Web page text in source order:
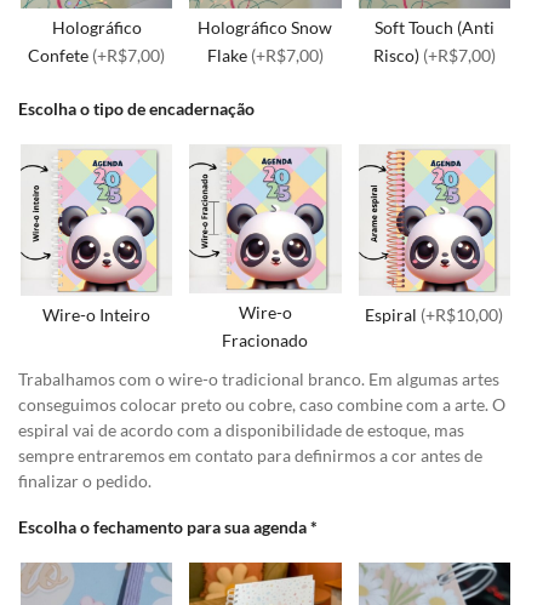
Holográfico
Confete (+R$7,00)
Holográfico Snow
Flake (+R$7,00)
Soft Touch (Anti
Risco) (+R$7,00)
Escolha o tipo de encadernação
Wire-o Inteiro
Wire-o
Fracionado
Espiral (+R$10,00)
Trabalhamos com o wire-o tradicional branco. Em algumas artes
conseguimos colocar preto ou cobre, caso combine com a arte. O
espiral vai de acordo com a disponibilidade de estoque, mas
sempre entraremos em contato para definirmos a cor antes de
finalizar o pedido.
Escolha o fechamento para sua agenda*